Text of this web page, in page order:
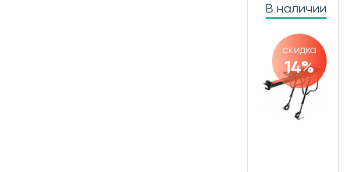
В наличии
скидка
14%